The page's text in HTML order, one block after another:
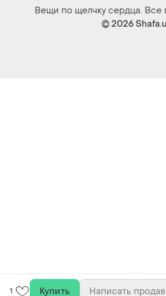
1 Купить
Вещи по щелчку сердца. Все
© 2026